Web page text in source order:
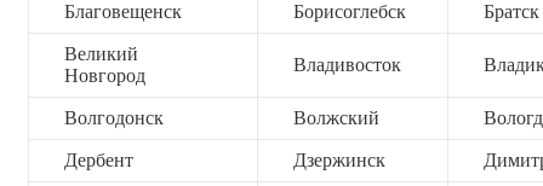
Благовещенск Борисоглебск Братск
Великий
Новгород
Владивосток
Волгодонск Волжский
Дербент Дзержинск